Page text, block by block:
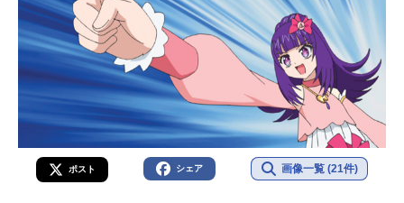
ポスト シェア 画像一覧 (21件)